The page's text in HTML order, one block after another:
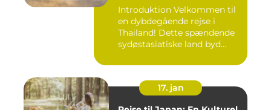
Introduktion Velkommen til
en dybdegående rejse i
Thailand! Dette spændende
sydøstasiatiske land byd...
17. jan